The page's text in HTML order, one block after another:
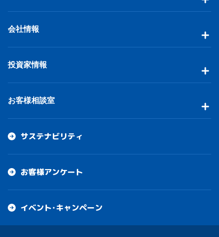
会社情報
投資家情報
お客様相談室
サステナビリティ
お客様アンケート
イベント・キャンペーン